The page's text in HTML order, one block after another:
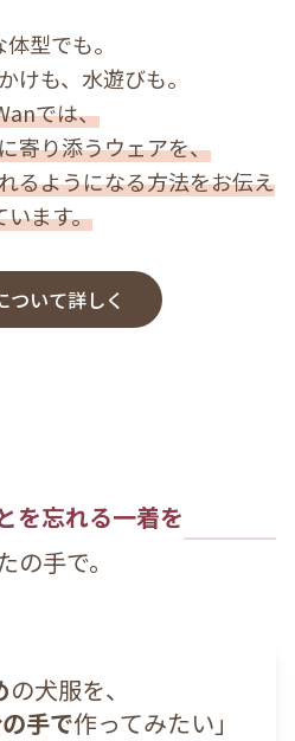
型でも。
けも、水遊びも。
では、
寄り添うウェアを、
るようになる方法をお伝え
います。
ついて詳しく
を忘れる一着を
の手で。
の犬服を、
手で作ってみたい」